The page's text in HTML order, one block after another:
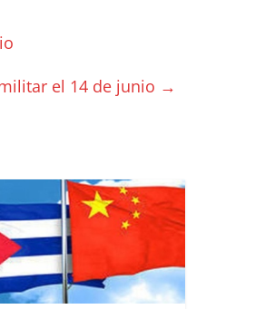
el 14 de junio →